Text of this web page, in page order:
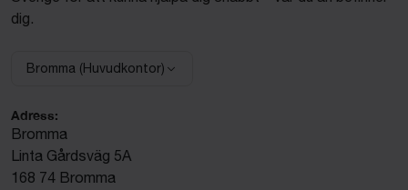
dig.
Välj anläggning:
Bromma (Huvudkontor)
Adress:
Bromma
Linta Gårdsväg 5A
168 74 Bromma